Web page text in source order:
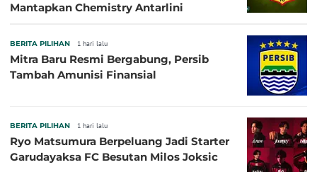
Mantapkan Chemistry Antarlini
BERITA PILIHAN 1 hari lalu
Mitra Baru Resmi Bergabung, Persib
Tambah Amunisi Finansial
BERITA PILIHAN 1 hari lalu
Ryo Matsumura Berpeluang Jadi Starter
Garudayaksa FC Besutan Milos Joksic